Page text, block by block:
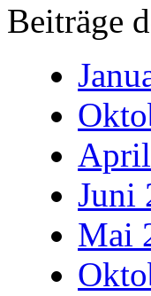
Beiträge
Juni
Mai